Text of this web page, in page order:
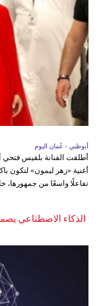
أبوظبي - عُمان اليوم
أطلقت الفنانة بلقيس فتحي
أغنية «زهر ليمون» لتكون
تفاعلًا واسعًا من جمهورها،
الذكاء الاصطناعي